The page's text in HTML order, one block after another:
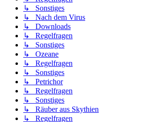
↳ Sonstiges
↳ Nach dem Virus
↳ Downloads
↳ Regelfragen
↳ Sonstiges
↳ Ozeane
↳ Regelfragen
↳ Sonstiges
↳ Petrichor
↳ Regelfragen
↳ Sonstiges
↳ Räuber aus Skythien
↳ Regelfragen